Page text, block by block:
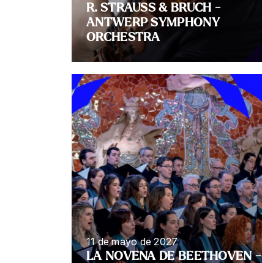
R. STRAUSS & BRUCH -
ANTWERP SYMPHONY
ORCHESTRA
11 de mayo de 2027
LA NOVENA DE BEETHOVEN -